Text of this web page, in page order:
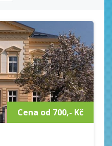
Cena od 700,- Kč